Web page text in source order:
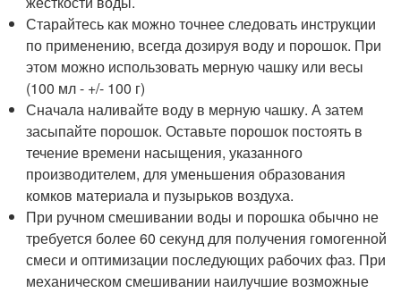
Старайтесь как можно точнее следовать инструкции
по применению, всегда дозируя воду и порошок. При
этом можно использовать мерную чашку или весы
(100 мл - +/- 100 г)
Сначала наливайте воду в мерную чашку. А затем
засыпайте порошок. Оставьте порошок постоять в
течение времени насыщения, указанного
производителем, для уменьшения образования
комков материала и пузырьков воздуха.
При ручном смешивании воды и порошка обычно не
требуется более 60 секунд для получения гомогенной
смеси и оптимизации последующих рабочих фаз. При
механическом смешивании наилучшие возможные